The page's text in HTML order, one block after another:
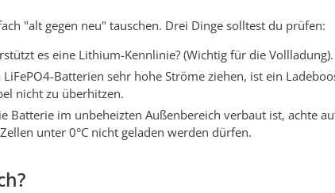
"alt gegen neu" tauschen. Drei Dinge solltest du prüfen:
es eine Lithium-Kennlinie? (Wichtig für die Vollladung).
LiFePO4-Batterien sehr hohe Ströme ziehen, ist ein
nicht zu überhitzen.
Batterie im unbeheizten Außenbereich verbaut ist, achte
unter 0°C nicht geladen werden dürfen.